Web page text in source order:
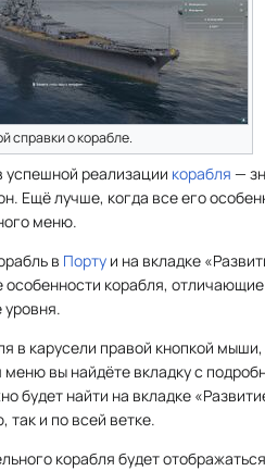
справки о корабле.
успешной реализации корабля —
Ещё лучше, когда все его
меню.
в Порту и на вкладке
корабля,
уровня.
в карусели правой кнопкой
вы найдёте вкладку с
будет найти на вкладке
так и по всей ветке.
корабля будет отображаться